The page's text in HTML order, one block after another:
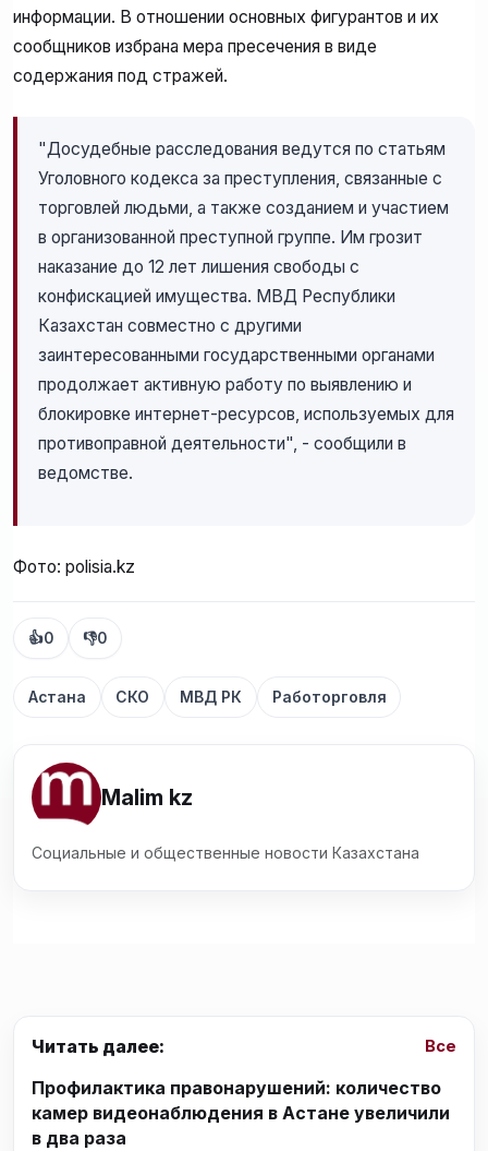
информации. В отношении основных фигурантов и их
сообщников избрана мера пресечения в виде
содержания под стражей.
"Досудебные расследования ведутся по статьям
Уголовного кодекса за преступления, связанные с
торговлей людьми, а также созданием и участием
в организованной преступной группе. Им грозит
наказание до 12 лет лишения свободы с
конфискацией имущества. МВД Республики
Казахстан совместно с другими
заинтересованными государственными органами
продолжает активную работу по выявлению и
блокировке интернет-ресурсов, используемых для
противоправной деятельности", - сообщили в
ведомстве.
Фото: polisia.kz
👍0 👎0
Астана СКО МВД РК Работорговля
Malim kz
Социальные и общественные новости Казахстана
Читать далее: Все
Профилактика правонарушений: количество
камер видеонаблюдения в Астане увеличили
в два раза